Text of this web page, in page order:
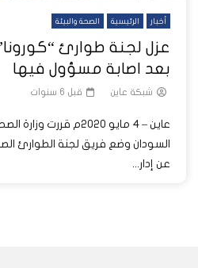
أخبار الرئيسية الصحة والبيئة
عزل لجنة طوارئ
بعد اصابة مسؤول فيها
شبكة عاين قبل 6 سنوات
عاين – 4 مايو 2020م
السودان وضع فريق لجنة الطوارئ
عن إدار...